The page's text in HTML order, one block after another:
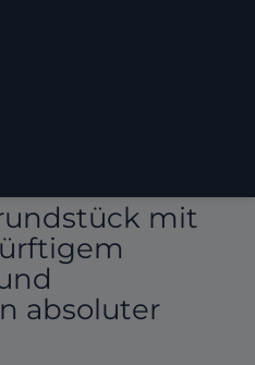
mit
absoluter